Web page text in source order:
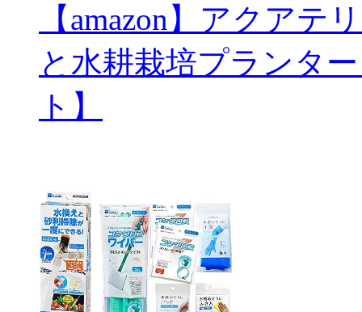
【amazon】アクアテ
と水耕栽培プランタ
ト】